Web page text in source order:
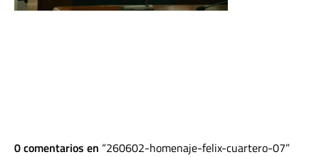
0 comentarios en 260602-homenaje-felix-cuartero-07